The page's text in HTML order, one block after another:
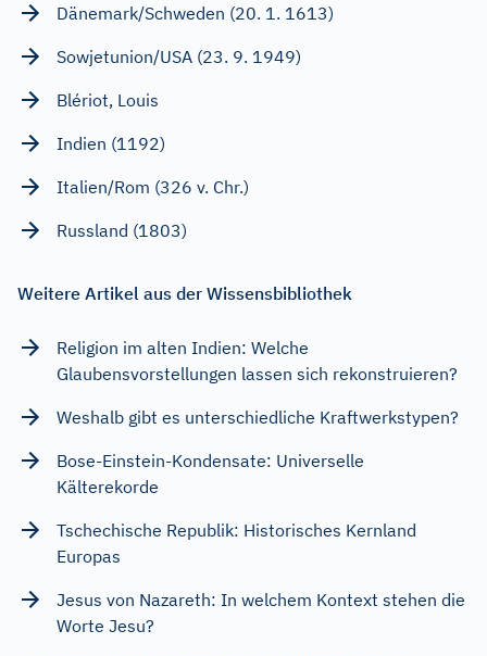
Dänemark/Schweden (20. 1. 1613)
Sowjetunion/USA (23. 9. 1949)
Blériot, Louis
Indien (1192)
Italien/Rom (326 v. Chr.)
Russland (1803)
Weitere Artikel aus der Wissensbibliothek
Religion im alten Indien: Welche
Glaubensvorstellungen lassen sich rekonstruieren?
Weshalb gibt es unterschiedliche Kraftwerkstypen?
Bose-Einstein-Kondensate: Universelle
Kälterekorde
Tschechische Republik: Historisches Kernland
Europas
Jesus von Nazareth: In welchem Kontext stehen die
Worte Jesu?